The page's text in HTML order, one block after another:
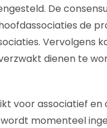
De
de
Vervolgens
dienen te
voor associatief
momenteel